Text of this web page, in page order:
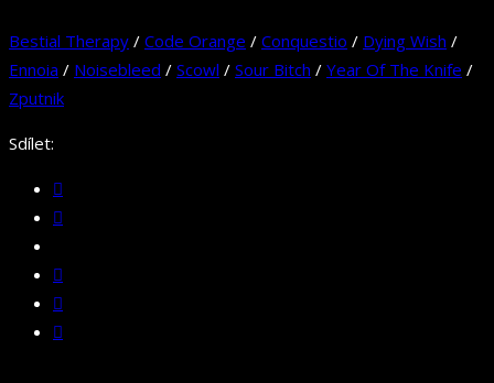
Bestial Therapy / Code Orange / Conquestio / Dying Wish /
Ennoia / Noisebleed / Scowl / Sour Bitch / Year Of The Knife /
Zputnik
Sdílet: